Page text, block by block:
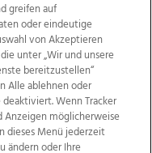
greifen auf
oder eindeutige
von Akzeptieren
unter „Wir und unsere
bereitzustellen“
Alle ablehnen oder
Wenn Tracker
möglicherweise
dieses Menü jederzeit
ändern oder Ihre